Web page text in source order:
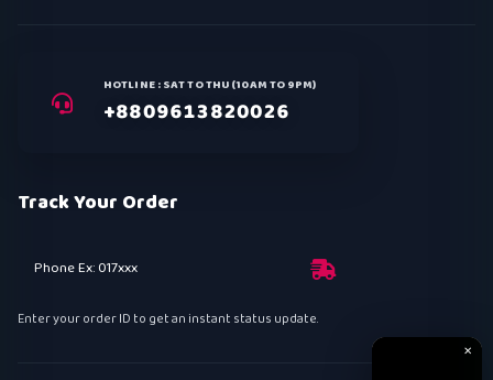
✕
HOTLINE : SAT TO THU (10AM TO 9PM)
+8809613820026
Track Your Order
Enter your order ID to get an instant status update.